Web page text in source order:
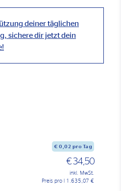
deiner täglichen
sichere dir jetzt dein
€ 0,02 pro Tag
€ 34,50
inkl. MwSt.
Preis pro l 1.635,07 €